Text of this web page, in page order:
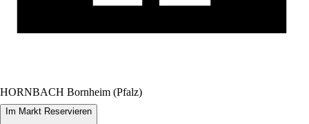
HORNBACH Bornheim (Pfalz)
Im Markt Reservieren